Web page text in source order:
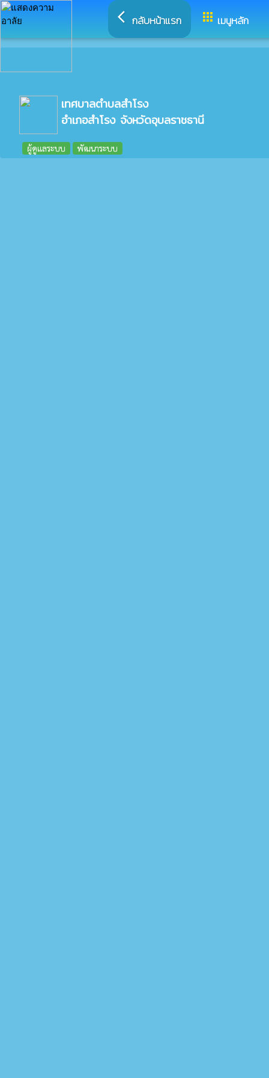
arrow_back_ios กลับหน้าแรก apps เมนูหลัก
เทศบาลตำบลสำโรง
อำเภอสำโรง จังหวัดอุบลราชธานี
ผู้ดูแลระบบ พัฒนาระบบ